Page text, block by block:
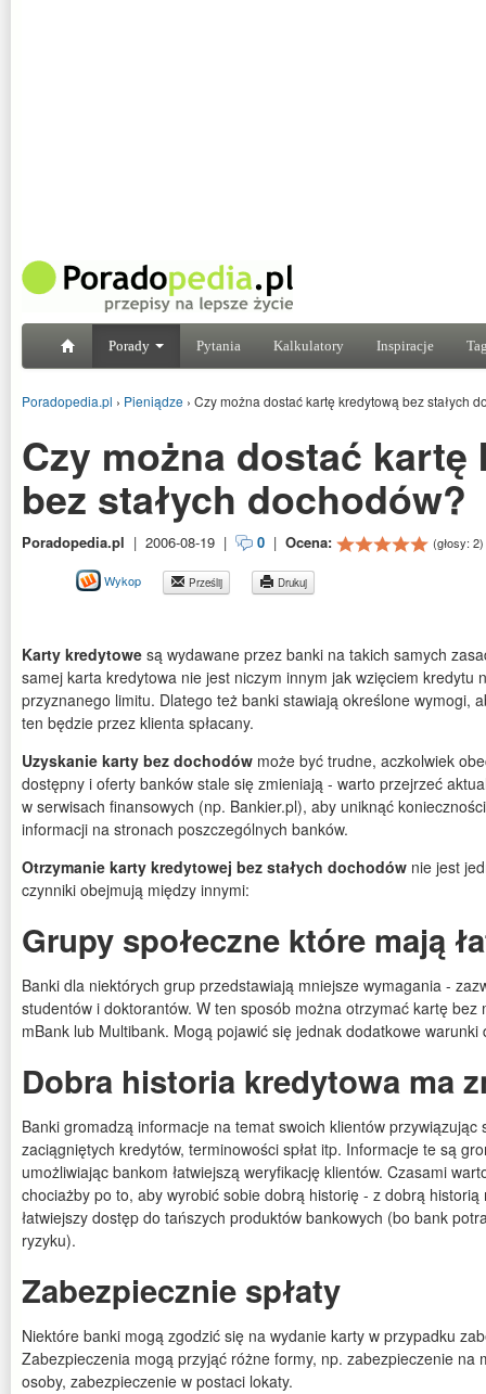
Porady Pytania Kalkulatory Inspiracje
Poradopedia.pl › Pieniądze › Czy można dostać kartę kredytową bez stałych
Czy można dostać kartę
bez stałych dochodów?
Poradopedia.pl | 2006-08-19 | 0 | Ocena: (głosy: 2)
Wykop Prześlij Drukuj
Karty kredytowe są wydawane przez banki na takich samych
samej karta kredytowa nie jest niczym innym jak wzięciem kredytu
przyznanego limitu. Dlatego też banki stawiają określone wymogi,
ten będzie przez klienta spłacany.
Uzyskanie karty bez dochodów może być trudne, aczkolwiek
dostępny i oferty banków stale się zmieniają - warto przejrzeć
w serwisach finansowych (np. Bankier.pl), aby uniknąć
informacji na stronach poszczególnych banków.
Otrzymanie karty kredytowej bez stałych dochodów nie jest
czynniki obejmują między innymi:
Grupy społeczne które mają
Banki dla niektórych grup przedstawiają mniejsze wymagania -
studentów i doktorantów. W ten sposób można otrzymać kartę bez
mBank lub Multibank. Mogą pojawić się jednak dodatkowe warunki
Dobra historia kredytowa ma
Banki gromadzą informacje na temat swoich klientów przywiązując
zaciągniętych kredytów, terminowości spłat itp. Informacje te są
umożliwiając bankom łatwiejszą weryfikację klientów. Czasami
chociażby po to, aby wyrobić sobie dobrą historię - z dobrą
łatwiejszy dostęp do tańszych produktów bankowych (bo bank
ryzyku).
Zabezpiecznie spłaty
Niektóre banki mogą zgodzić się na wydanie karty w przypadku
Zabezpieczenia mogą przyjąć różne formy, np. zabezpieczenie na
osoby, zabezpieczenie w postaci lokaty.